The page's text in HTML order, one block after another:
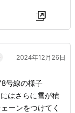
2024年12月26日
号線の様子
はさらに雪が積
ーンをつけてく